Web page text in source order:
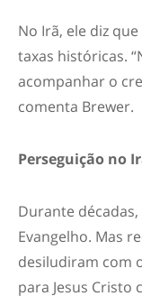
No Irã, ele diz
taxas históricas.
acompanhar o
comenta Brewer.
Perseguição no
Durante
Evangelho. Mas
desiludiram com
para Jesus Cristo